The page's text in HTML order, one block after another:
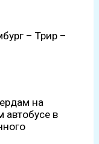
– Трир –
на
автобусе в